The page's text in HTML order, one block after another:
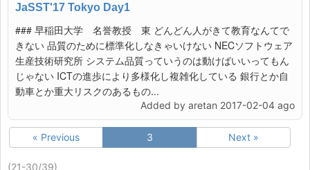
JaSST'17 Tokyo Day1
### 早稲田大学 名誉教授 東 どんどん人がきて教育なんてで
きない 品質のために標準化しなきゃいけない NECソフトウェア
生産技術研究所 システム品質っていうのは動けばいいってもん
じゃない ICTの進歩により多様化し複雑化している 銀行とか自
動車とか重大リスクのあるもの...
Added by aretan 2017-02-04 ago
« Previous 3 Next »
(21-30/39)